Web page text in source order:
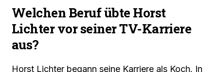
Welchen Beruf übte Horst
Lichter vor seiner TV-Karriere
aus?
Horst Lichter begann seine Karriere als Koch. In